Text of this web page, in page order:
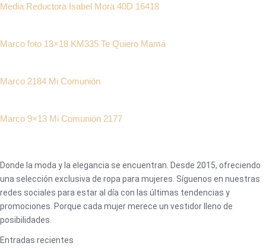
Media Reductora Isabel Mora 40D 16418
Marco foto 13×18 KM335 Te Quiero Mamá
Marco 2184 Mi Comunión
Marco 9×13 Mi Comunión 2177
Donde la moda y la elegancia se encuentran. Desde 2015, ofreciendo
una selección exclusiva de ropa para mujeres. Síguenos en nuestras
redes sociales para estar al día con las últimas tendencias y
promociones. Porque cada mujer merece un vestidor lleno de
posibilidades.
Entradas recientes